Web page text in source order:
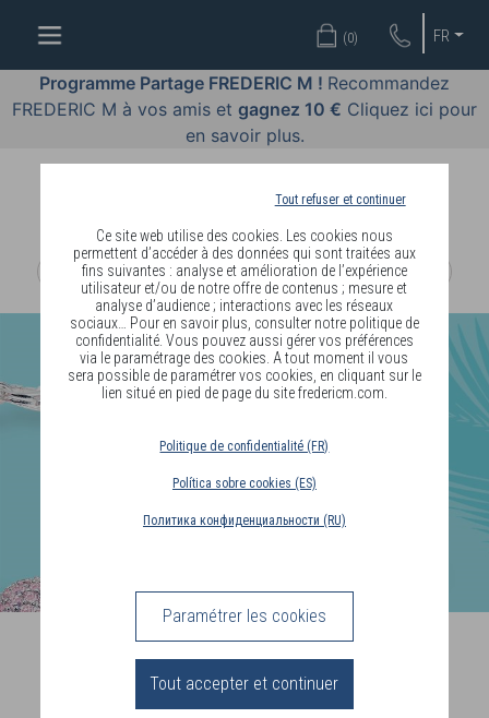
Tout refuser et continuer
Ce site web utilise des cookies. Les cookies nous
permettent d’accéder à des données qui sont traitées aux
fins suivantes : analyse et amélioration de l’expérience
utilisateur et/ou de notre offre de contenus ; mesure et
analyse d’audience ; interactions avec les réseaux
sociaux… Pour en savoir plus, consulter notre politique de
confidentialité. Vous pouvez aussi gérer vos préférences
via le paramétrage des cookies. A tout moment il vous
sera possible de paramétrer vos cookies, en cliquant sur le
lien situé en pied de page du site fredericm.com.
Politique de confidentialité (FR)
Política sobre cookies (ES)
Политика конфиденциальности (RU)
Paramétrer les cookies
Tout accepter et continuer
FR
(0)
Programme Partage FREDERIC M ! Recommandez
FREDERIC M à vos amis et gagnez 10 € Cliquez ici pour
en savoir plus.
OFFRES
COSMÉTIQUES
PARFUMS
BODY
DIAGNOSTIC
PEAU
DEVENIR
DISTRIBUTEUR
(BE)
Perles d'Argent
Vos parures au gré de vos envies